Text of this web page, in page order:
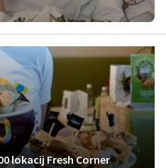
lokacij Fresh Corner